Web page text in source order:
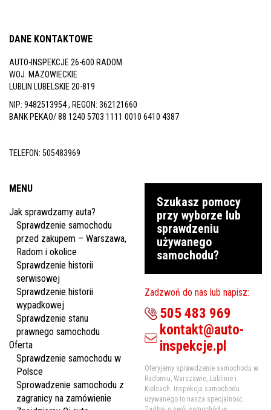
DANE KONTAKTOWE
AUTO-INSPEKCJE 26-600 RADOM
WOJ. MAZOWIECKIE
LUBLIN LUBELSKIE 20-819
NIP: 9482513954 , REGON: 362121660
BANK PEKAO/ 88 1240 5703 1111 0010 6410 4387
TELEFON: 505483969
MENU
Jak sprawdzamy auta?
Sprawdzenie samochodu
przed zakupem – Warszawa,
Radom i okolice
Sprawdzenie historii
serwisowej
Sprawdzenie historii
wypadkowej
Sprawdzenie stanu
prawnego samochodu
Oferta
Sprawdzenie samochodu w
Polsce
Sprowadzenie samochodu z
zagranicy na zamówienie
Szukasz pomocy
przy wyborze lub
sprawdzeniu
używanego
samochodu?
Zadzwoń do nas lub napisz:
505 483 969
kontakt@auto-
inspekcje.pl
Oferyjemy sprawdzenie samochodu w
Radomiu, Warszawie, Lublinie i
Kielcach. Inspekcja samochodu
używanego to nasza specjalność.